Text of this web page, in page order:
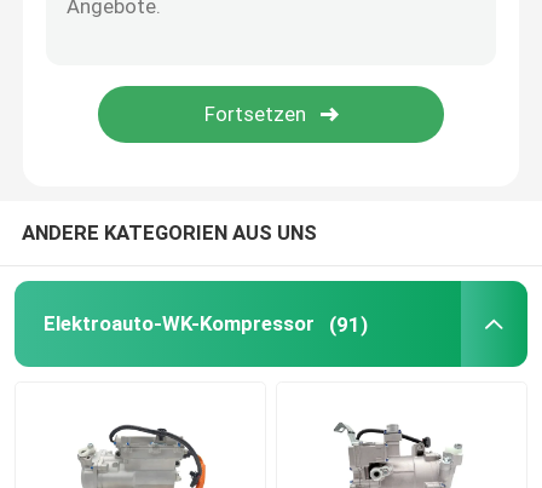
ANDERE KATEGORIEN AUS UNS
Elektroauto-WK-Kompressor (91)